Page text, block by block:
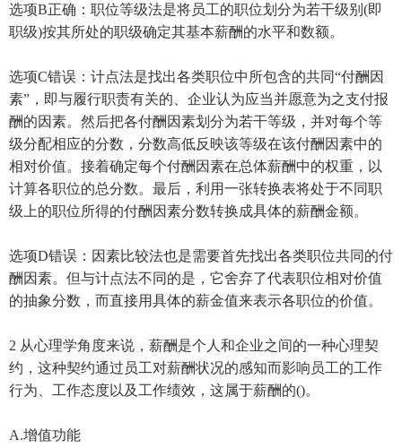
选项B正确：职位等级法是将员工的职位划分为若干级别(即
职级)按其所处的职级确定其基本薪酬的水平和数额。
选项C错误：计点法是找出各类职位中所包含的共同“付酬因
素”，即与履行职责有关的、企业认为应当并愿意为之支付报
酬的因素。然后把各付酬因素划分为若干等级，并对每个等
级分配相应的分数，分数高低反映该等级在该付酬因素中的
相对价值。接着确定每个付酬因素在总体薪酬中的权重，以
计算各职位的总分数。最后，利用一张转换表将处于不同职
级上的职位所得的付酬因素分数转换成具体的薪酬金额。
选项D错误：因素比较法也是需要首先找出各类职位共同的付
酬因素。但与计点法不同的是，它舍弃了代表职位相对价值
的抽象分数，而直接用具体的薪金值来表示各职位的价值。
2 从心理学角度来说，薪酬是个人和企业之间的一种心理契
约，这种契约通过员工对薪酬状况的感知而影响员工的工作
行为、工作态度以及工作绩效，这属于薪酬的()。
A.增值功能